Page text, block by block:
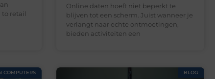
retail
Online daten hoeft niet beperkt te
blijven tot een scherm. Juist wanneer je
verlangt naar echte ontmoetingen,
bieden activiteiten een
COMPUTERS BLOG